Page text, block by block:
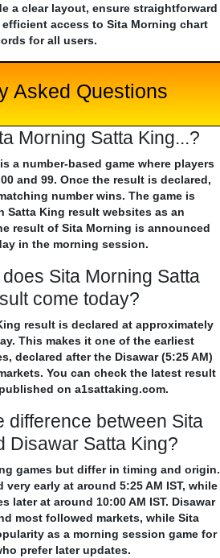
a clear layout, ensure straightforward
access to Sita Morning chart
for all users.
Asked Questions
Morning Satta King...?
a number-based game where players
and 99. Once the result is declared,
number wins. The game is
Satta King result websites as an
result of Sita Morning is announced
in the morning session.
Sita Morning Satta
come today?
result is declared at approximately
This makes it one of the earliest
declared after the Disawar (5:25 AM)
You can check the latest result
on a1sattaking.com.
difference between Sita
Disawar Satta King?
games but differ in timing and origin.
very early at around 5:25 AM IST, while
later at around 10:00 AM IST. Disawar
most followed markets, while Sita
as a morning session game for
prefer later updates.